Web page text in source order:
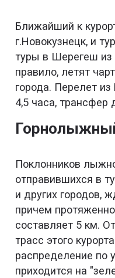
Ближайший к
г.Новокузнецк, и
туры в Шерегеш из
правило, летят
города. Перелет
4,5 часа,
Поклонников
отправившихся в
и других городов,
причем
составляет 5 км.
трасс этого
распределение по
приходится на